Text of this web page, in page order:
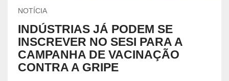
NOTÍCIA
INDÚSTRIAS JÁ PODEM SE
INSCREVER NO SESI PARA A
CAMPANHA DE VACINAÇÃO
CONTRA A GRIPE